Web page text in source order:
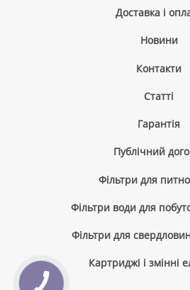
Доставка і
Новини
Контакти
Cтатті
Гарантія
Публічний
Фільтри для
Фільтри води для
Фільтри для свердловин
Картриджі і змінні